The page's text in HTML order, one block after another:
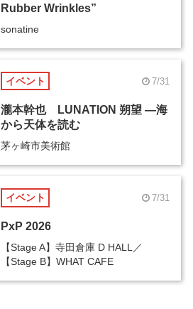
Rubber Wrinkles”
sonatine
イベント 7/31
瀧本幹也 LUNATION 朔望 ―海
から天体を読む
茅ヶ崎市美術館
イベント 7/31
PxP 2026
【Stage A】寺田倉庫 D HALL／
【Stage B】WHAT CAFE